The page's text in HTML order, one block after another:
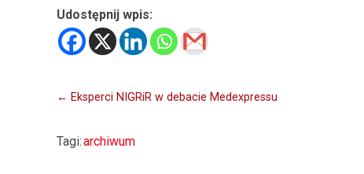
Udostępnij wpis:
Nawigacja
← Eksperci NIGRiR w debacie Medexpressu
Tagi:archiwum